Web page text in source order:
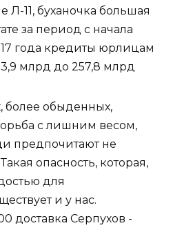
Л-11, буханочка большая
за период с начала
года кредиты юрлицам
млрд до 257,8 млрд
более обыденных,
с лишним весом,
предпочитают не
опасность, которая,
для
и у нас.
доставка Серпухов -